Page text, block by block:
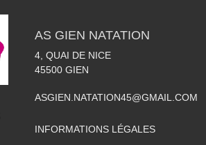
AS GIEN NATATION
4, QUAI DE NICE
45500 GIEN
ASGIEN.NATATION45@GMAIL.COM
INFORMATIONS LÉGALES